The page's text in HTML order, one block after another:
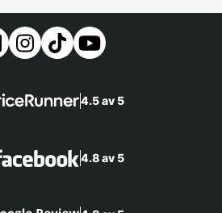
4.5 av 5
4.8 av 5